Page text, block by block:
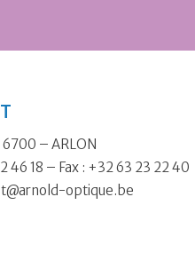
– ARLON
46 18 – Fax : +32 63 23 22 40
optique.be